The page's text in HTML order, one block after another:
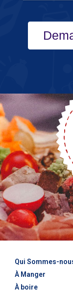
Qui Sommes-
À Manger
À boire